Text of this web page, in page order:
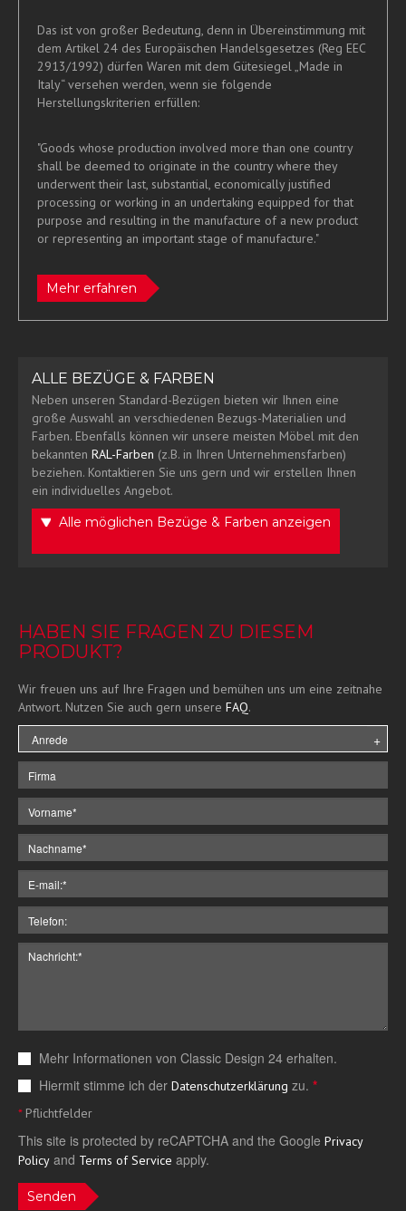
Das ist von großer Bedeutung, denn in Übereinstimmung mit
dem Artikel 24 des Europäischen Handelsgesetzes (Reg EEC
2913/1992) dürfen Waren mit dem Gütesiegel „Made in
Italy“ versehen werden, wenn sie folgende
Herstellungskriterien erfüllen:
"Goods whose production involved more than one country
shall be deemed to originate in the country where they
underwent their last, substantial, economically justified
processing or working in an undertaking equipped for that
purpose and resulting in the manufacture of a new product
or representing an important stage of manufacture."
Mehr erfahren
ALLE BEZÜGE & FARBEN
Neben unseren Standard-Bezügen bieten wir Ihnen eine
große Auswahl an verschiedenen Bezugs-Materialien und
Farben. Ebenfalls können wir unsere meisten Möbel mit den
bekannten RAL-Farben (z.B. in Ihren Unternehmensfarben)
beziehen. Kontaktieren Sie uns gern und wir erstellen Ihnen
ein individuelles Angebot.
Alle möglichen Bezüge & Farben anzeigen
HABEN SIE FRAGEN ZU DIESEM
PRODUKT?
Wir freuen uns auf Ihre Fragen und bemühen uns um eine zeitnahe
Antwort. Nutzen Sie auch gern unsere FAQ.
Mehr Informationen von Classic Design 24 erhalten.
Hiermit stimme ich der Datenschutzerklärung zu. *
*Pflichtfelder
This site is protected by reCAPTCHA and the Google Privacy
Policy and Terms of Service apply.
Senden